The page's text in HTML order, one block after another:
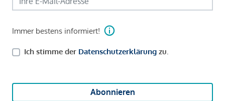
Immer bestens informiert!
Ich stimme der Datenschutzerklärung zu.
Abonnieren